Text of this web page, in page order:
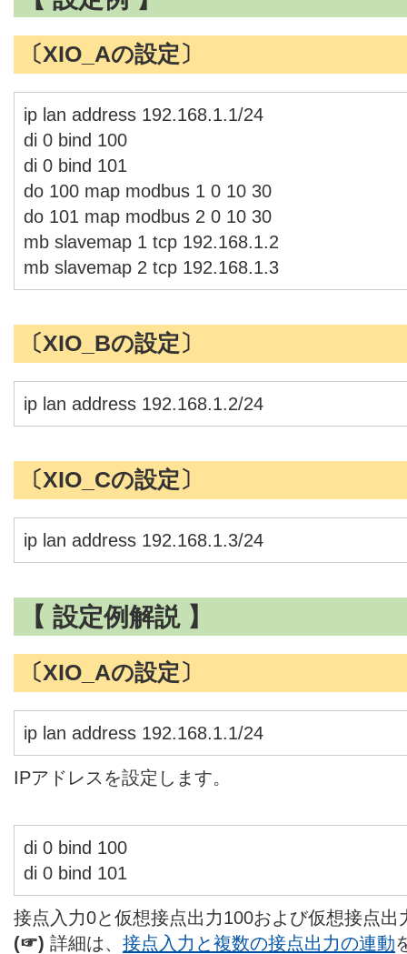
〔XIO_Aの設定〕
ip lan address 192.168.1.1/24
di 0 bind 100
di 0 bind 101
do 100 map modbus 1 0 10 30
do 101 map modbus 2 0 10 30
mb slavemap 1 tcp 192.168.1.2
mb slavemap 2 tcp 192.168.1.3
〔XIO_Bの設定〕
ip lan address 192.168.1.2/24
〔XIO_Cの設定〕
ip lan address 192.168.1.3/24
【 設定例解説 】
〔XIO_Aの設定〕
ip lan address 192.168.1.1/24
IPアドレスを設定します。
di 0 bind 100
di 0 bind 101
接点入力0と仮想接点出力100および仮想接点出
(☞) 詳細は、 接点入力と複数の接点出力の連動